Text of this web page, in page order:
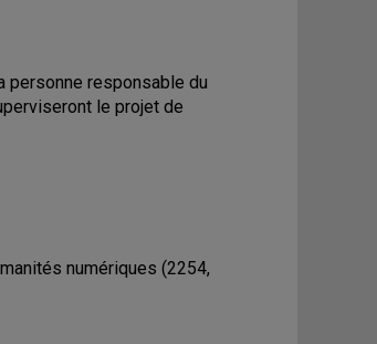
personne responsable du
le projet de
numériques (2254,